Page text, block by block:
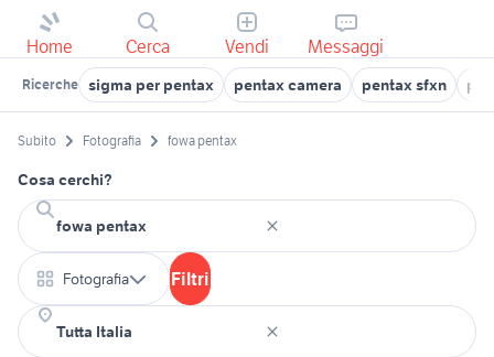
Home Cerca Vendi Messaggi
Ricerche sigma per pentax pentax camera pentax sfxn
Subito Fotografia fowa pentax
Cosa cerchi?
Fotografia Filtri